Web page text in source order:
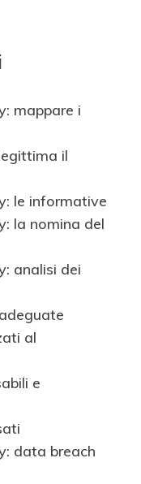
mappare i
il
le informative
la nomina del
analisi dei
al
e
data breach